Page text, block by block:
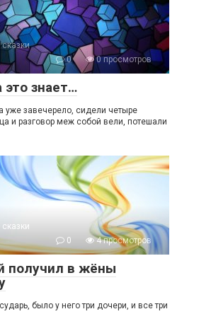
0
0 просмотров
это знает…
завечерело, сидели четыре
и разговор меж собой вели, потешали
0
4 просмотров
получил в жёны
было у него три дочери, и все три